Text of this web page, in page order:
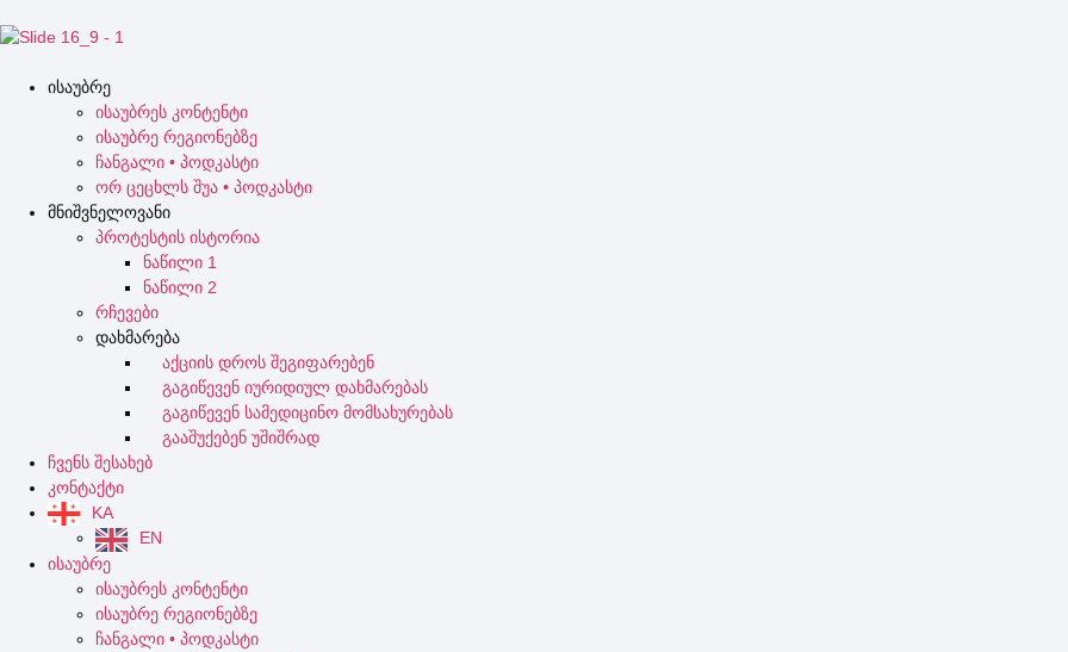
ისაუბრე
ისაუბრეს კონტენტი
ისაუბრე რეგიონებზე
ჩანგალი • პოდკასტი
ორ ცეცხლს შუა • პოდკასტი
მნიშვნელოვანი
პროტესტის ისტორია
ნაწილი 1
ნაწილი 2
რჩევები
დახმარება
აქციის დროს შეგიფარებენ
გაგიწევენ იურიდიულ დახმარებას
გაგიწევენ სამედიცინო მომსახურებას
გააშუქებენ უშიშრად
ჩვენს შესახებ
კონტაქტი
KA
EN
ისაუბრე
ისაუბრეს კონტენტი
ისაუბრე რეგიონებზე
ჩანგალი • პოდკასტი